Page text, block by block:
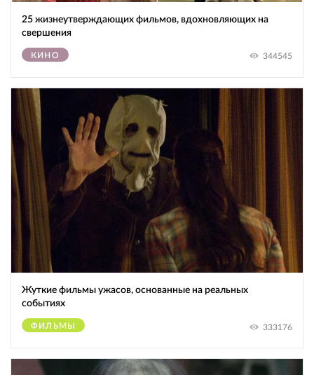
25 жизнеутверждающих фильмов, вдохновляющих на
свершения
КИНО 344545
Жуткие фильмы ужасов, основанные на реальных
событиях
ФИЛЬМЫ 333176